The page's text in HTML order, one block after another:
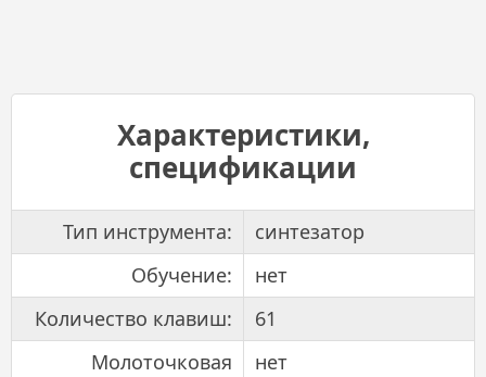
Характеристики,
спецификации
Тип инструмента:
синтезатор
Обучение:
нет
Количество клавиш:
61
Молоточковая
нет